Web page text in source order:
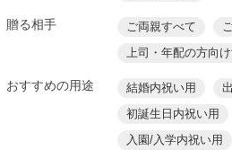
贈る相手 ご両親すべて
上司・年配の方向
おすすめの用途 結婚内祝い用
初誕生日内祝い用
入園/入学内祝い用